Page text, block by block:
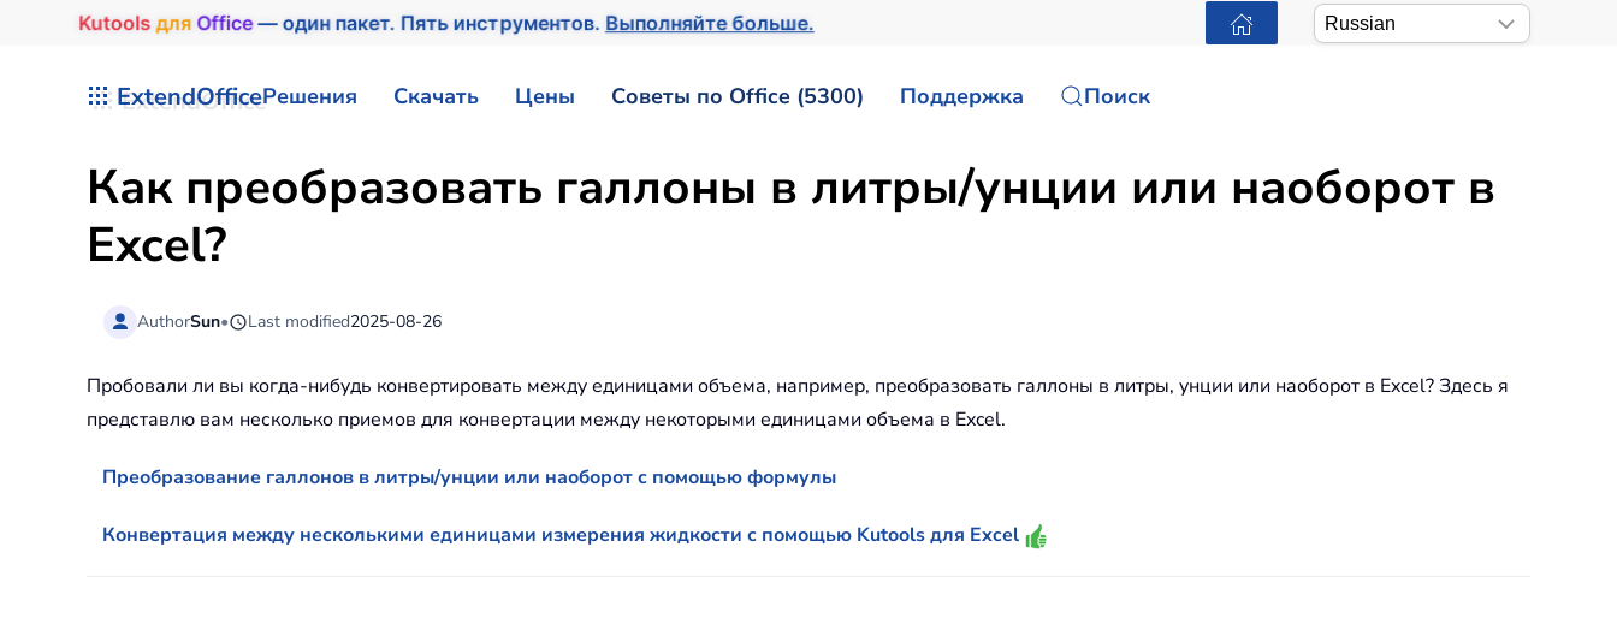
Kutools для Office— один пакет. Пять инструментов. Выполняйте больше.
ExtendOfficeРешения Скачать Цены Советы по Office (5300) Поддержка Поиск
Как преобразовать галлоны в литры/унции или наоборот в
Excel?
AuthorSun• Last modified2025-08-26
Пробовали ли вы когда-нибудь конвертировать между единицами объема, например, преобразовать галлоны в литры, унции или наоборот в Excel? Здесь я
представлю вам несколько приемов для конвертации между некоторыми единицами объема в Excel.
Преобразование галлонов в литры/унции или наоборот с помощью формулы
Конвертация между несколькими единицами измерения жидкости с помощью Kutools для Excel